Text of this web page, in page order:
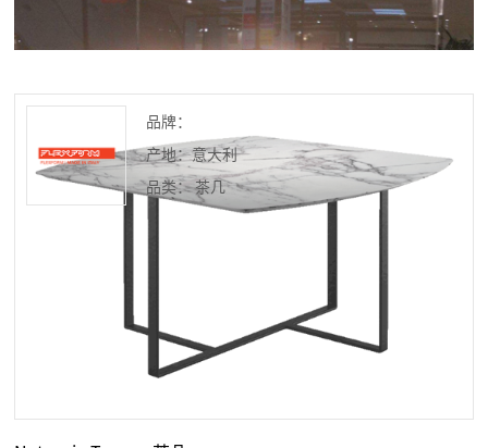
品牌：
产地：意大利
品类： 茶几